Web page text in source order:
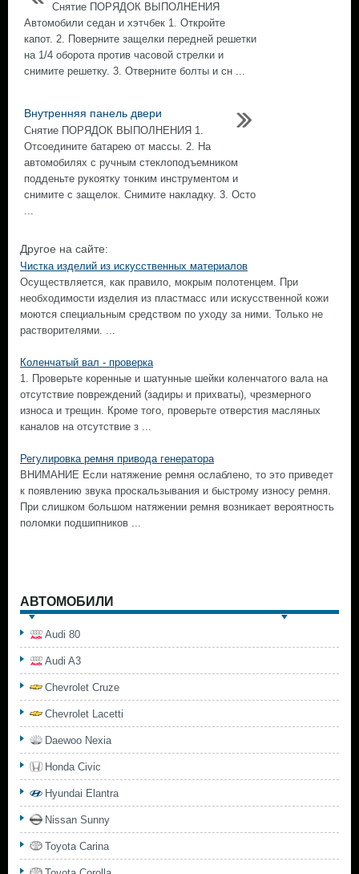
Снятие ПОРЯДОК ВЫПОЛНЕНИЯ
Автомобили седан и хэтчбек 1. Откройте
капот. 2. Поверните защелки передней решетки
на 1/4 оборота против часовой стрелки и
снимите решетку. 3. Отверните болты и сн ...
Внутренняя панель двери
Снятие ПОРЯДОК ВЫПОЛНЕНИЯ 1.
Отсоедините батарею от массы. 2. На
автомобилях с ручным стеклоподъемником
подденьте рукоятку тонким инструментом и
снимите с защелок. Снимите накладку. 3. Осто
...
Другое на сайте:
Чистка изделий из искусственных материалов
Осуществляется, как правило, мокрым полотенцем. При
необходимости изделия из пластмасс или искусственной кожи
моются специальным средством по уходу за ними. Только не
растворителями. ...
Коленчатый вал - проверка
1. Проверьте коренные и шатунные шейки коленчатого вала на
отсутствие повреждений (задиры и прихваты), чрезмерного
износа и трещин. Кроме того, проверьте отверстия масляных
каналов на отсутствие з ...
Регулировка ремня привода генератора
ВНИМАНИЕ Если натяжение ремня ослаблено, то это приведет
к появлению звука проскальзывания и быстрому износу ремня.
При слишком большом натяжении ремня возникает вероятность
поломки подшипников ...
АВТОМОБИЛИ
Audi 80
Audi A3
Chevrolet Cruze
Chevrolet Lacetti
Daewoo Nexia
Honda Civic
Hyundai Elantra
Nissan Sunny
Toyota Carina